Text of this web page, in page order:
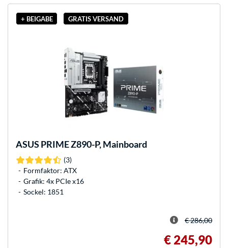
+ BEIGABE GRATIS VERSAND
ASUS PRIME Z890-P, Mainboard
(3)
Formfaktor: ATX
Grafik: 4x PCIe x16
Sockel: 1851
€ 286,00
€ 245,90